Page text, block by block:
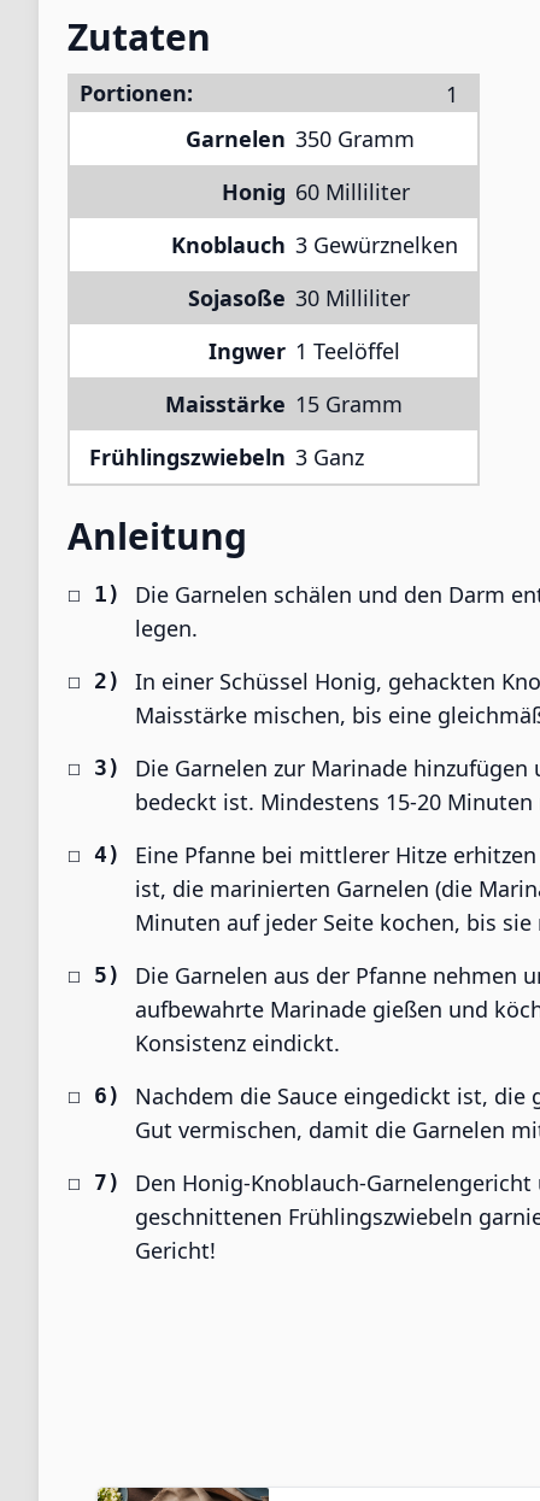
Zutaten
Portionen:
Garnelen 350 Gramm
Honig 60 Milliliter
Knoblauch 3 Gewürznelken
Sojasoße 30 Milliliter
Ingwer 1 Teelöffel
Maisstärke 15 Gramm
Frühlingszwiebeln 3 Ganz
Anleitung
Die Garnelen schälen und den Darm
legen.
In einer Schüssel Honig, gehackten
Maisstärke mischen, bis eine
Die Garnelen zur Marinade
bedeckt ist. Mindestens 15-20
Eine Pfanne bei mittlerer Hitze
ist, die marinierten Garnelen (die
Minuten auf jeder Seite kochen, bis
Die Garnelen aus der Pfanne nehmen
aufbewahrte Marinade gießen und
Konsistenz eindickt.
Nachdem die Sauce eingedickt ist, die
Gut vermischen, damit die Garnelen
Den Honig-Knoblauch-
geschnittenen Frühlingszwiebeln
Gericht!